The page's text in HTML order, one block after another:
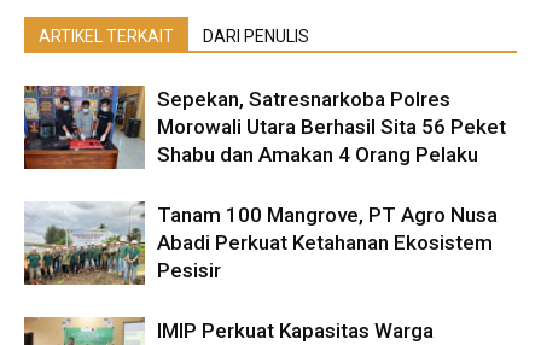
ARTIKEL TERKAIT DARI PENULIS
Sepekan, Satresnarkoba Polres
Morowali Utara Berhasil Sita 56 Peket
Shabu dan Amakan 4 Orang Pelaku
Tanam 100 Mangrove, PT Agro Nusa
Abadi Perkuat Ketahanan Ekosistem
Pesisir
IMIP Perkuat Kapasitas Warga